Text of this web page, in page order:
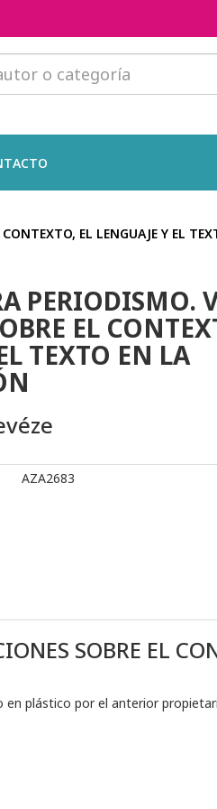
EL LENGUAJE Y EL
PERIODISMO.
EL
TEXTO EN LA
AZA2683
SOBRE EL
plástico por el anterior